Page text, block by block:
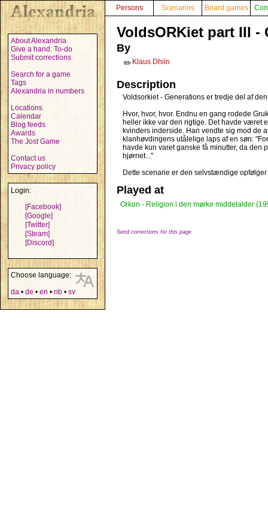
About Alexandria
Give a hand: To-do
Submit corrections
Search for a game
Tags
Alexandria in numbers
Locations
Calendar
Blog feeds
Awards
The Jost Game
Contact us
Privacy policy
Login:
[Facebook]
[Google]
[Twitter]
[Steam]
[Discord]
Choose language:
da • de • en • nb • sv
Persons Scenarios Board games
VoldsORKiet part III -
By
✏️ Klaus Dhiin
Description
Voldsorkiet - Generations er tredje del af
Hvor, hvor, hvor. Endnu en gang rodede
heller ikke var den rigtige. Det havde været
kvinders inderside. Han vendte sig mod de
klanhøvdingens utålelige laps af en søn:
havde kun varet ganske få minutter, da den
hjørnet..."
Dette scenarie er den selvstændige
Played at
Orkon - Religion i den mørke middelalder
Send corrections for this page